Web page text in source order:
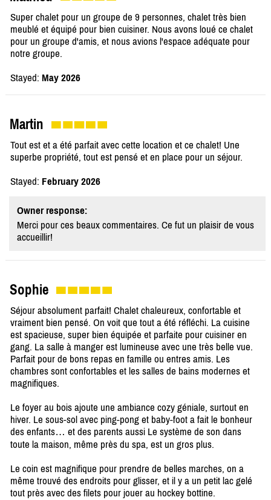
Super chalet pour un groupe de 9 personnes, chalet très bien
meublé et équipé pour bien cuisiner. Nous avons loué ce chalet
pour un groupe d'amis, et nous avions l'espace adéquate pour
notre groupe.
Stayed: May 2026
Martin
Tout est et a été parfait avec cette location et ce chalet! Une
superbe propriété, tout est pensé et en place pour un séjour.
Stayed: February 2026
Owner response:
Merci pour ces beaux commentaires. Ce fut un plaisir de vous
accueillir!
Sophie
Séjour absolument parfait! Chalet chaleureux, confortable et
vraiment bien pensé. On voit que tout a été réfléchi. La cuisine
est spacieuse, super bien équipée et parfaite pour cuisiner en
gang. La salle à manger est lumineuse avec une très belle vue.
Parfait pour de bons repas en famille ou entres amis. Les
chambres sont confortables et les salles de bains modernes et
magnifiques.
Le foyer au bois ajoute une ambiance cozy géniale, surtout en
hiver. Le sous-sol avec ping-pong et baby-foot a fait le bonheur
des enfants… et des parents aussi Le système de son dans
toute la maison, même près du spa, est un gros plus.
Le coin est magnifique pour prendre de belles marches, on a
même trouvé des endroits pour glisser, et il y a un petit lac gelé
tout près avec des filets pour jouer au hockey bottine.